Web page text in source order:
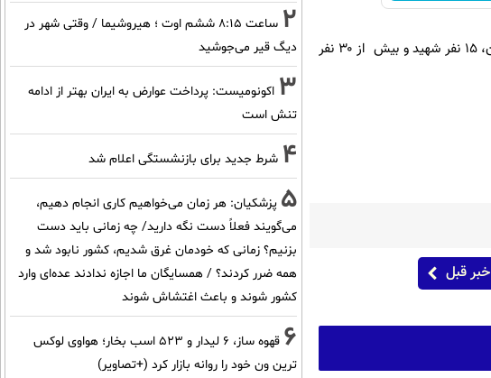
در حادثه تروریستی غروب چهارشنبه ۴ آبان و تیراندازی یک تروریست به سمت زائران و مجاوران، ۱۵ نفر شهید و بیش از ۳۰ نفر
خبر قبل
2
ساعت ۸:۱۵ ششم اوت ؛ هیروشیما / وقتی شهر در
دیگ قیر می‌جوشید
3 اکونومیست: پرداخت عوارض به ایران بهتر از ادامه
تنش است
4 شرط جدید برای بازنشستگی اعلام شد
5 پزشکیان: هر زمان می‌خواهیم کاری انجام دهیم،
می‌گویند فعلاً دست نگه دارید/ چه زمانی باید دست
بزنیم؟ زمانی که خودمان غرق شدیم، کشور نابود شد و
همه ضرر کردند؟ / همسایگان ما اجازه ندادند عده‌ای وارد
کشور شوند و باعث اغتشاش شوند
6
قهوه ساز، 6 لیدار و 523 اسب بخار؛ هواوی لوکس
ترین ون خود را روانه بازار کرد (+تصاویر)